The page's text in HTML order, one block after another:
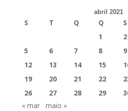
abril 2021
S T Q Q S
1
2
5
6 7 8 9
12
13 14 15
19
20 21 22
26
27 28 29
« mar
maio »